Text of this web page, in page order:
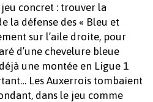
concret : trouver la
la défense des « Bleu et
sur l’aile droite, pour
d’une chevelure bleue
une montée en Ligue 1
Les Auxerrois tombaient
dans le jeu comme